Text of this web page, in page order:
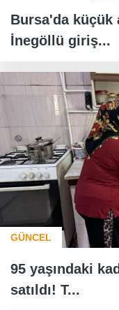
Bursa'da küçük
İnegöllü giriş...
GÜNCEL
95 yaşındaki
satıldı! T...